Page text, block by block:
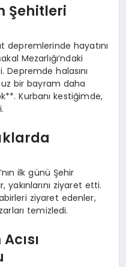
Şehitleri
depremlerinde hayatını
Mezarlığı’ndaki
halasını
bir bayram daha
Kurbanı kestiğimde,
ilk günü Şehir
yakınlarını ziyaret etti.
ziyaret edenler,
temizledi.